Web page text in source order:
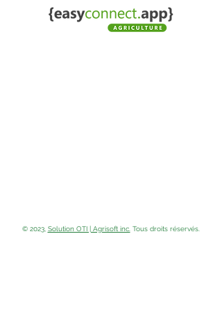
© 2023, Solution OTI | Agrisoft inc. Tous droits réservés.